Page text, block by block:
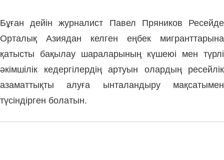
Бұған дейін журналист Павел Пряников Ресейде
Орталық Азиядан келген еңбек мигранттарына
қатысты бақылау шараларының күшеюі мен түрлі
әкімшілік кедергілердің артуын олардың ресейлік
азаматтықты алуға ынталандыру мақсатымен
түсіндірген болатын.